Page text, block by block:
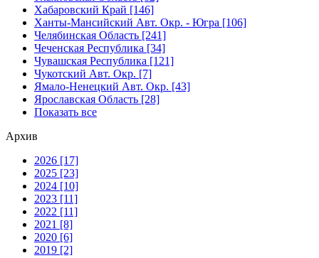
Хабаровский Край [146]
Ханты-Мансийский Авт. Окр. - Югра [106]
Челябинская Область [241]
Чеченская Республика [34]
Чувашская Республика [121]
Чукотский Авт. Окр. [7]
Ямало-Ненецкий Авт. Окр. [43]
Ярославская Область [28]
Показать все
Архив
2026 [17]
2025 [23]
2024 [10]
2023 [11]
2022 [11]
2021 [8]
2020 [6]
2019 [2]